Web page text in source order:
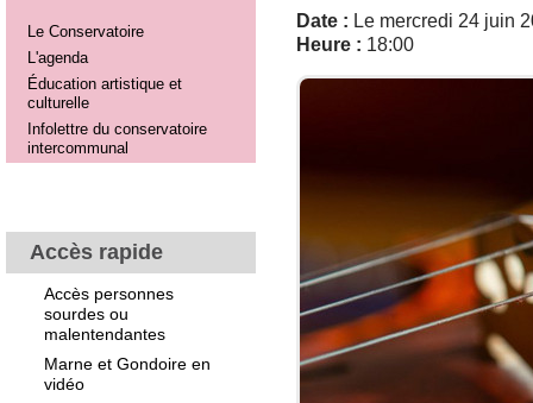
Le Conservatoire
L'agenda
Éducation artistique et
culturelle
Infolettre du conservatoire
intercommunal
Accès rapide
Accès personnes
sourdes ou
malentendantes
Marne et Gondoire en
vidéo
Date : Le mercredi 24 juin
Heure : 18:00